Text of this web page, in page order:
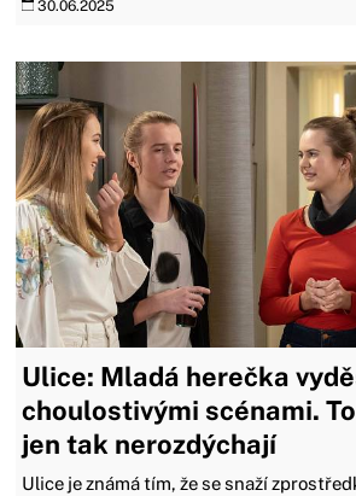
30.06.2025
Ulice: Mladá herečka
choulostivými scénami.
jen tak nerozdýchají
Ulice je známá tím, že se snaží